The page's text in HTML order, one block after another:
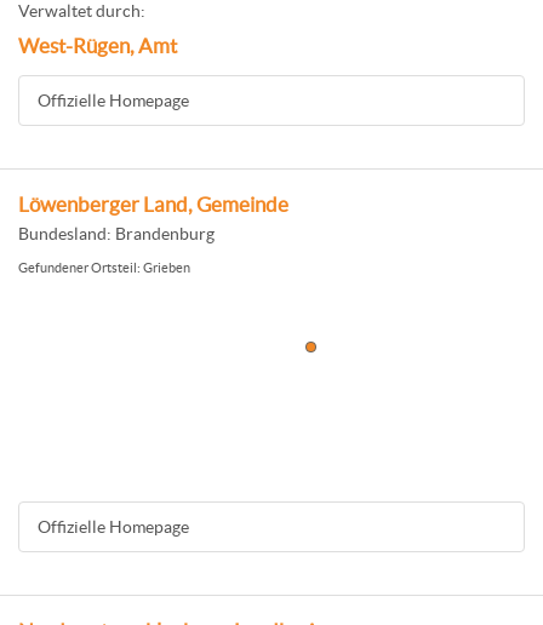
Verwaltet durch:
West-Rügen, Amt
Offizielle Homepage
Löwenberger Land, Gemeinde
Bundesland: Brandenburg
Gefundener Ortsteil: Grieben
Offizielle Homepage